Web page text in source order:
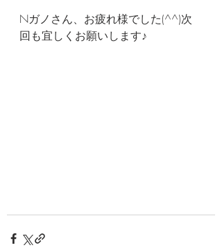
Nガノさん、お疲れ様でした(^^)次
回も宜しくお願いします♪